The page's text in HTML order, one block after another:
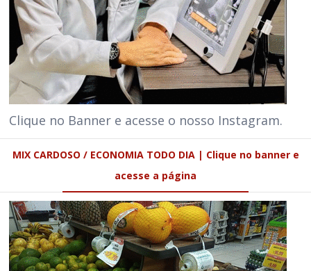
Clique no Banner e acesse o nosso Instagram.
MIX CARDOSO / ECONOMIA TODO DIA | Clique no banner e
acesse a página